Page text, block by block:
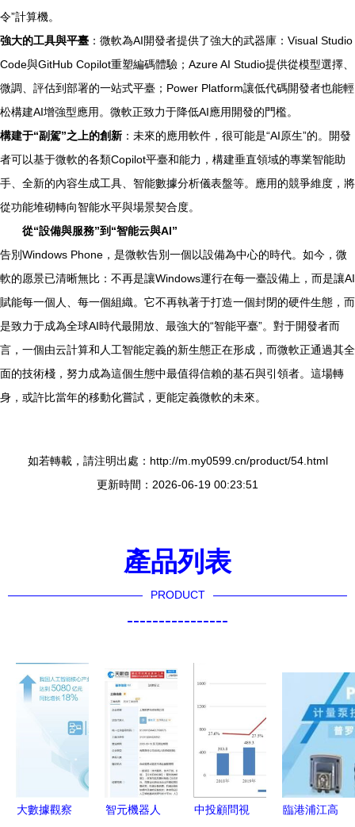
令”計算機。
強大的工具與平臺 ：微軟為AI開發者提供了強大的武器庫：Visual Studio
Code與GitHub Copilot重塑編碼體驗；Azure AI Studio提供從模型選擇、
微調、評估到部署的一站式平臺；Power Platform讓低代碼開發者也能輕
松構建AI增強型應用。微軟正致力于降低AI應用開發的門檻。
構建于“副駕”之上的創新 ：未來的應用軟件，很可能是“AI原生”的。開發
者可以基于微軟的各類Copilot平臺和能力，構建垂直領域的專業智能助
手、全新的內容生成工具、智能數據分析儀表盤等。應用的競爭維度，將
從功能堆砌轉向智能水平與場景契合度。
從“設備與服務”到“智能云與AI”
告別Windows Phone，是微軟告別一個以設備為中心的時代。如今，微
軟的愿景已清晰無比：不再是讓Windows運行在每一臺設備上，而是讓AI
賦能每一個人、每一個組織。它不再執著于打造一個封閉的硬件生態，而
是致力于成為全球AI時代最開放、最強大的“智能平臺”。對于開發者而
言，一個由云計算和人工智能定義的新生態正在形成，而微軟正通過其全
面的技術棧，努力成為這個生態中最值得信賴的基石與引領者。這場轉
身，或許比當年的移動化嘗試，更能定義微軟的未來。
如若轉載，請注明出處：http://m.my0599.cn/product/54.html
更新時間：2026-06-19 00:23:51
產品列表
PRODUCT
----------------
大數據觀察
智元機器人
中投顧問視
臨港浦江高